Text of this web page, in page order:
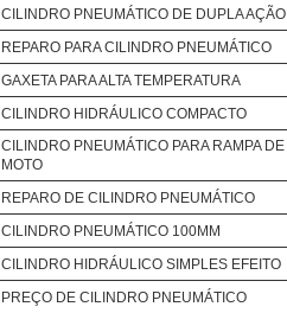
CILINDRO PNEUMÁTICO DE DUPLA AÇÃO
REPARO PARA CILINDRO PNEUMÁTICO
GAXETA PARA ALTA TEMPERATURA
CILINDRO HIDRÁULICO COMPACTO
CILINDRO PNEUMÁTICO PARA RAMPA DE
MOTO
REPARO DE CILINDRO PNEUMÁTICO
CILINDRO PNEUMÁTICO 100MM
CILINDRO HIDRÁULICO SIMPLES EFEITO
PREÇO DE CILINDRO PNEUMÁTICO